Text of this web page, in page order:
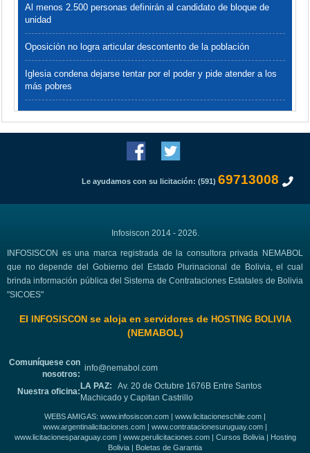
Al menos 2.500 personas definirán al candidato de bloque de
unidad
Oposición no logra articular descontento de la población
Iglesia condena dejarse tentar por el poder y pide atender a los
más pobres
Le ayudamos con su licitación: (591) 69713008
Infosiscon 2014 - 2026.
INFOSISCON es una marca registrada de la consultora privada NEMABOL
que no depende del Gobierno del Estado Plurinacional de Bolivia, el cual
brinda información pública del Sistema de Contrataciones Estatales de Bolivia
"SICOES"
El INFOSISCONse aloja en servidores de HOSTING BOLIVIA
(NEMABOL)
Comuníquese con
nosotros:
info@nemabol.com
Nuestra oficina:
LA PAZ: Av. 20 de Octubre 1676B Entre Santos
Machicado y Capitan Castrillo
WEBS AMIGAS: www.infosiscon.com | www.licitacioneschile.com |
www.argentinalicitaciones.com | www.contratacionesuruguay.com |
www.licitacionesparaguay.com| www.perulicitaciones.com| Cursos Bolivia| Hosting
Bolivia | Boletas de Garantia